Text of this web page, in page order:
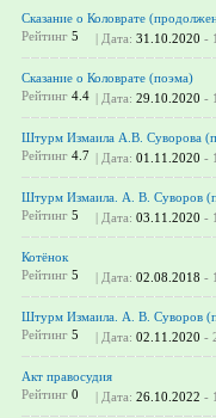
Сказание о Коловрате
Рейтинг 5 | Дата: 31.10.2020 -
Сказание о Коловрате (поэма)
Рейтинг 4.4 | Дата: 29.10.2020 -
Штурм Измаила А.В. Суворова
Рейтинг 4.7 | Дата: 01.11.2020 -
Штурм Измаила. А. В. Суворов
Рейтинг 5 | Дата: 03.11.2020 -
Котёнок
Рейтинг 5 | Дата: 02.08.2018 -
Штурм Измаила. А. В. Суворов
Рейтинг 5 | Дата: 02.11.2020 -
Акт правосудия
Рейтинг 0 | Дата: 26.10.2022 -